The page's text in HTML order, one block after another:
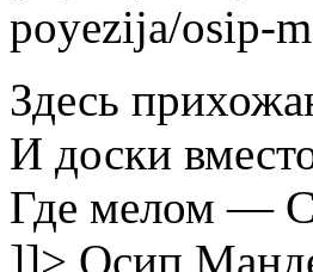
poyezija/osip-
Здесь
И доски
Где мелом —
]]> Осип